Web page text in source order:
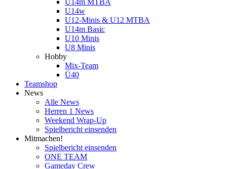
U14m MTBA
U14w
U12-Minis & U12 MTBA
U14m Basic
U10 Minis
U8 Minis
Hobby
Mix-Team
Ü40
Teamshop
News
Alle News
Herren 1 News
Weekend Wrap-Up
Spielbericht einsenden
Mitmachen!
Spielbericht einsenden
ONE TEAM
Gameday Crew